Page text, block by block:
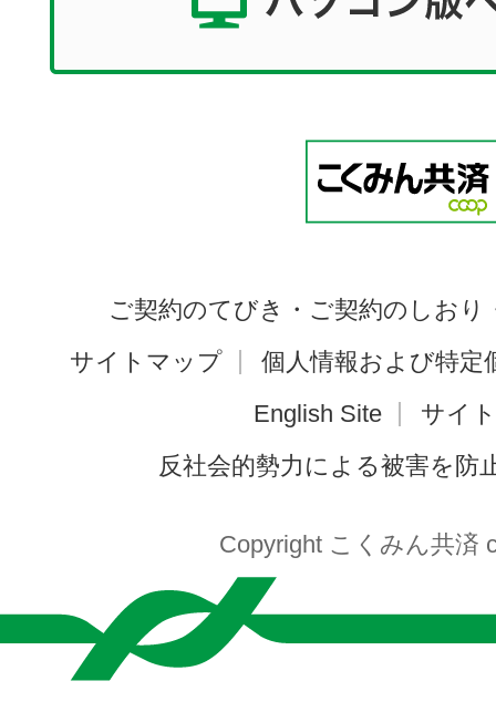
ご契約のてびき・ご契約のしおり
サイトマップ
個人情報および特定
English Site
サイ
反社会的勢力による被害を防
Copyright こくみん共済